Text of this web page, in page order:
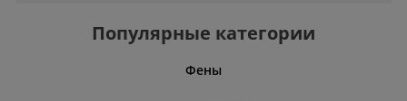
Популярные категории
Фены